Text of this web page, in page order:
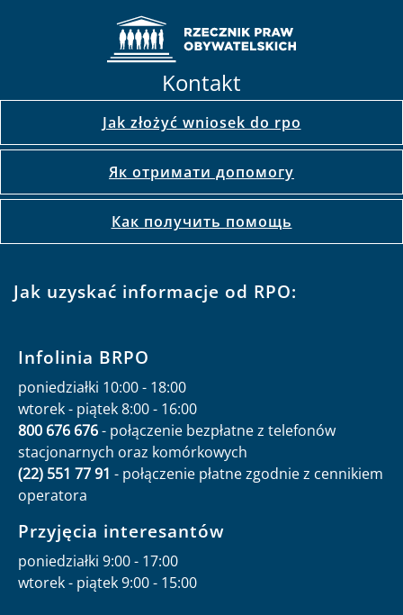
Kontakt
Jak złożyć wniosek do rpo
Як отримати допомогу
Как получить помощь
Jak uzyskać informacje od RPO:
Infolinia BRPO
poniedziałki 10:00 - 18:00
wtorek - piątek 8:00 - 16:00
800 676 676- połączenie bezpłatne z telefonów
stacjonarnych oraz komórkowych
(22) 551 77 91 - połączenie płatne zgodnie z cennikiem
operatora
Przyjęcia interesantów
poniedziałki 9:00 - 17:00
wtorek - piątek 9:00 - 15:00